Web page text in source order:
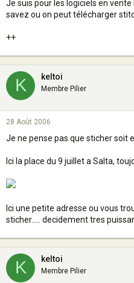
Je suis pour les logiciels en
savez ou on peut télécharger
++
K keltoi
Membre Pilier
28 Août 2006
Je ne pense pas que sticher soit
Ici la place du 9 juillet a Salta,
Ici une petite adresse ou vous
sticher..... decidement tres
K keltoi
Membre Pilier